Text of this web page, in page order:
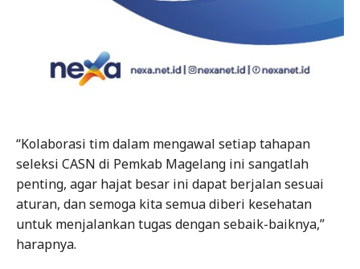
“Kolaborasi tim dalam mengawal setiap tahapan
seleksi CASN di Pemkab Magelang ini sangatlah
penting, agar hajat besar ini dapat berjalan sesuai
aturan, dan semoga kita semua diberi kesehatan
untuk menjalankan tugas dengan sebaik-baiknya,”
harapnya.